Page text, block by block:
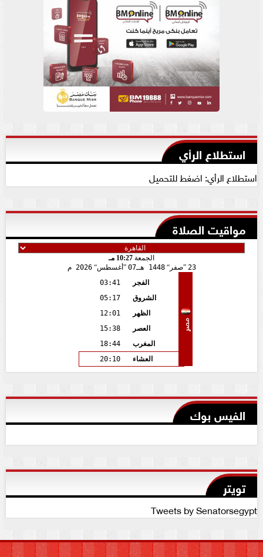
استطلاع الرأي
استطلاع الرأي: اضغط للتحميل
مواقيت الصلاة
الجمعة 10:27 مـ
23
صفر 1448 هـ 07 أغسطس 2026 م
مصر
الفجر
03:41
الشروق
05:17
الظهر
12:01
العصر
15:38
المغرب
18:44
العشاء
20:10
الفيس بوك
تويتر
Tweets by Senatorsegypt